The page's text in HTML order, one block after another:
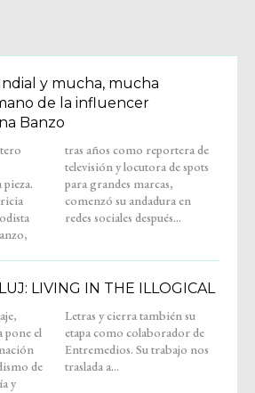
y mucha, mucha
de la influencer
Banzo
de
redes sociales después...
LIVING IN THE ILLOGICAL
pone el
de
y
su
de
nos
traslada a...